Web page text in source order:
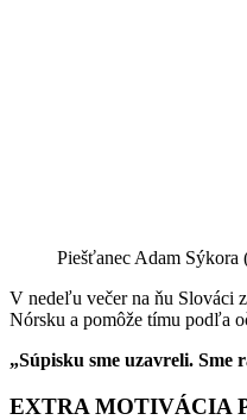
Piešťanec Adam
V nedeľu večer na ňu Slováci
Nórsku a pomôže tímu podľa
„Súpisku sme uzavreli. Sme
EXTRA MOTIVÁCIA